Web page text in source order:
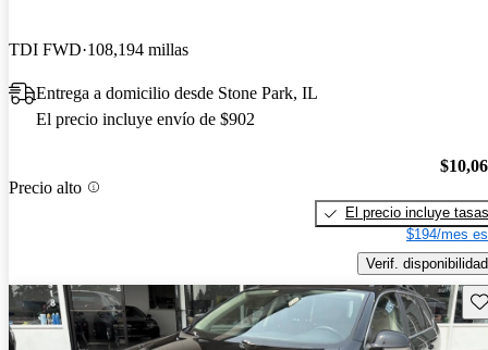
TDI FWD 108,194 millas
Entrega a domicilio desde Stone Park, IL
El precio incluye envío de $902
Precio alto
El precio incluye tasas
$194/mes
Verif. disponibilidad